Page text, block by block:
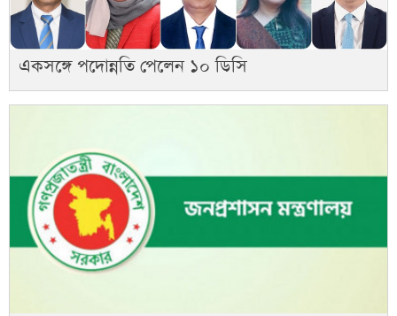
একসঙ্গে পদোন্নতি পেলেন ১০ ডিসি